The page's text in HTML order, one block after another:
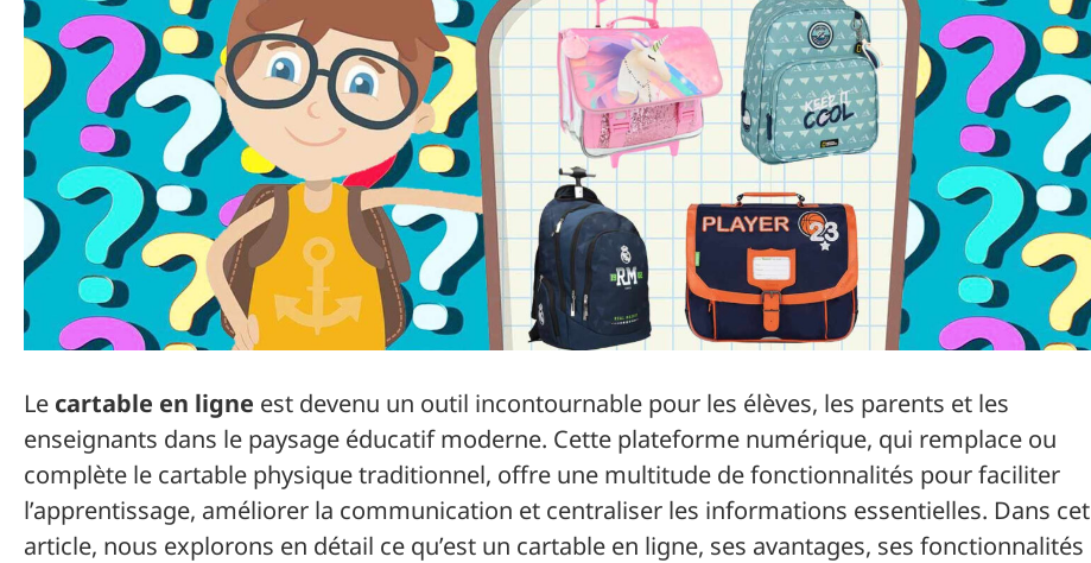
Le cartable en ligne est devenu un outil incontournable pour les élèves, les parents et les
enseignants dans le paysage éducatif moderne. Cette plateforme numérique, qui remplace ou
complète le cartable physique traditionnel, offre une multitude de fonctionnalités pour faciliter
l’apprentissage, améliorer la communication et centraliser les informations essentielles. Dans cet
article, nous explorons en détail ce qu’est un cartable en ligne, ses avantages, ses fonctionnalités